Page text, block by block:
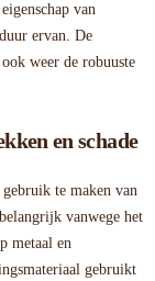
van
ervan. De
weer de robuuste
en schade
te maken van
vanwege het
metaal en
gebruikt